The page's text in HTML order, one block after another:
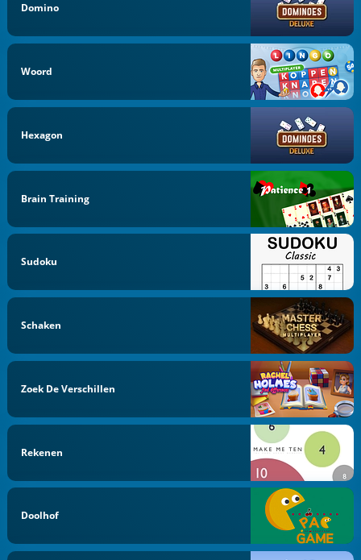
Domino
Woord
Hexagon
Brain Training
Sudoku
Schaken
Zoek De Verschillen
Rekenen
Doolhof